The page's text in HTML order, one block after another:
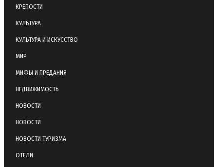
КРЕПОСТИ
КУЛЬТУРА
КУЛЬТУРА И ИСКУССТВО
МИР
МИФЫ И ПРЕДАНИЯ
НЕДВИЖИМОСТЬ
НОВОСТИ
НОВОСТИ
НОВОСТИ ТУРИЗМА
ОТЕЛИ